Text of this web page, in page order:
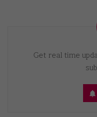
Get real time